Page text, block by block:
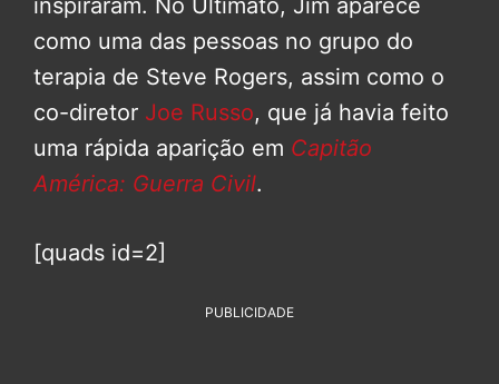
como uma das pessoas no grupo do
terapia de Steve Rogers, assim como o
co-diretor Joe Russo, que já havia feito
uma rápida aparição em Capitão
América: Guerra Civil.
[quads id=2]
PUBLICIDADE